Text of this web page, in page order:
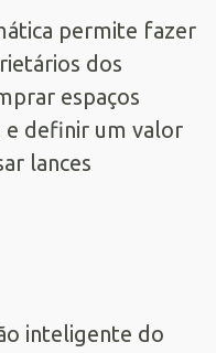
permite fazer
dos
espaços
e definir um valor
lances
inteligente do